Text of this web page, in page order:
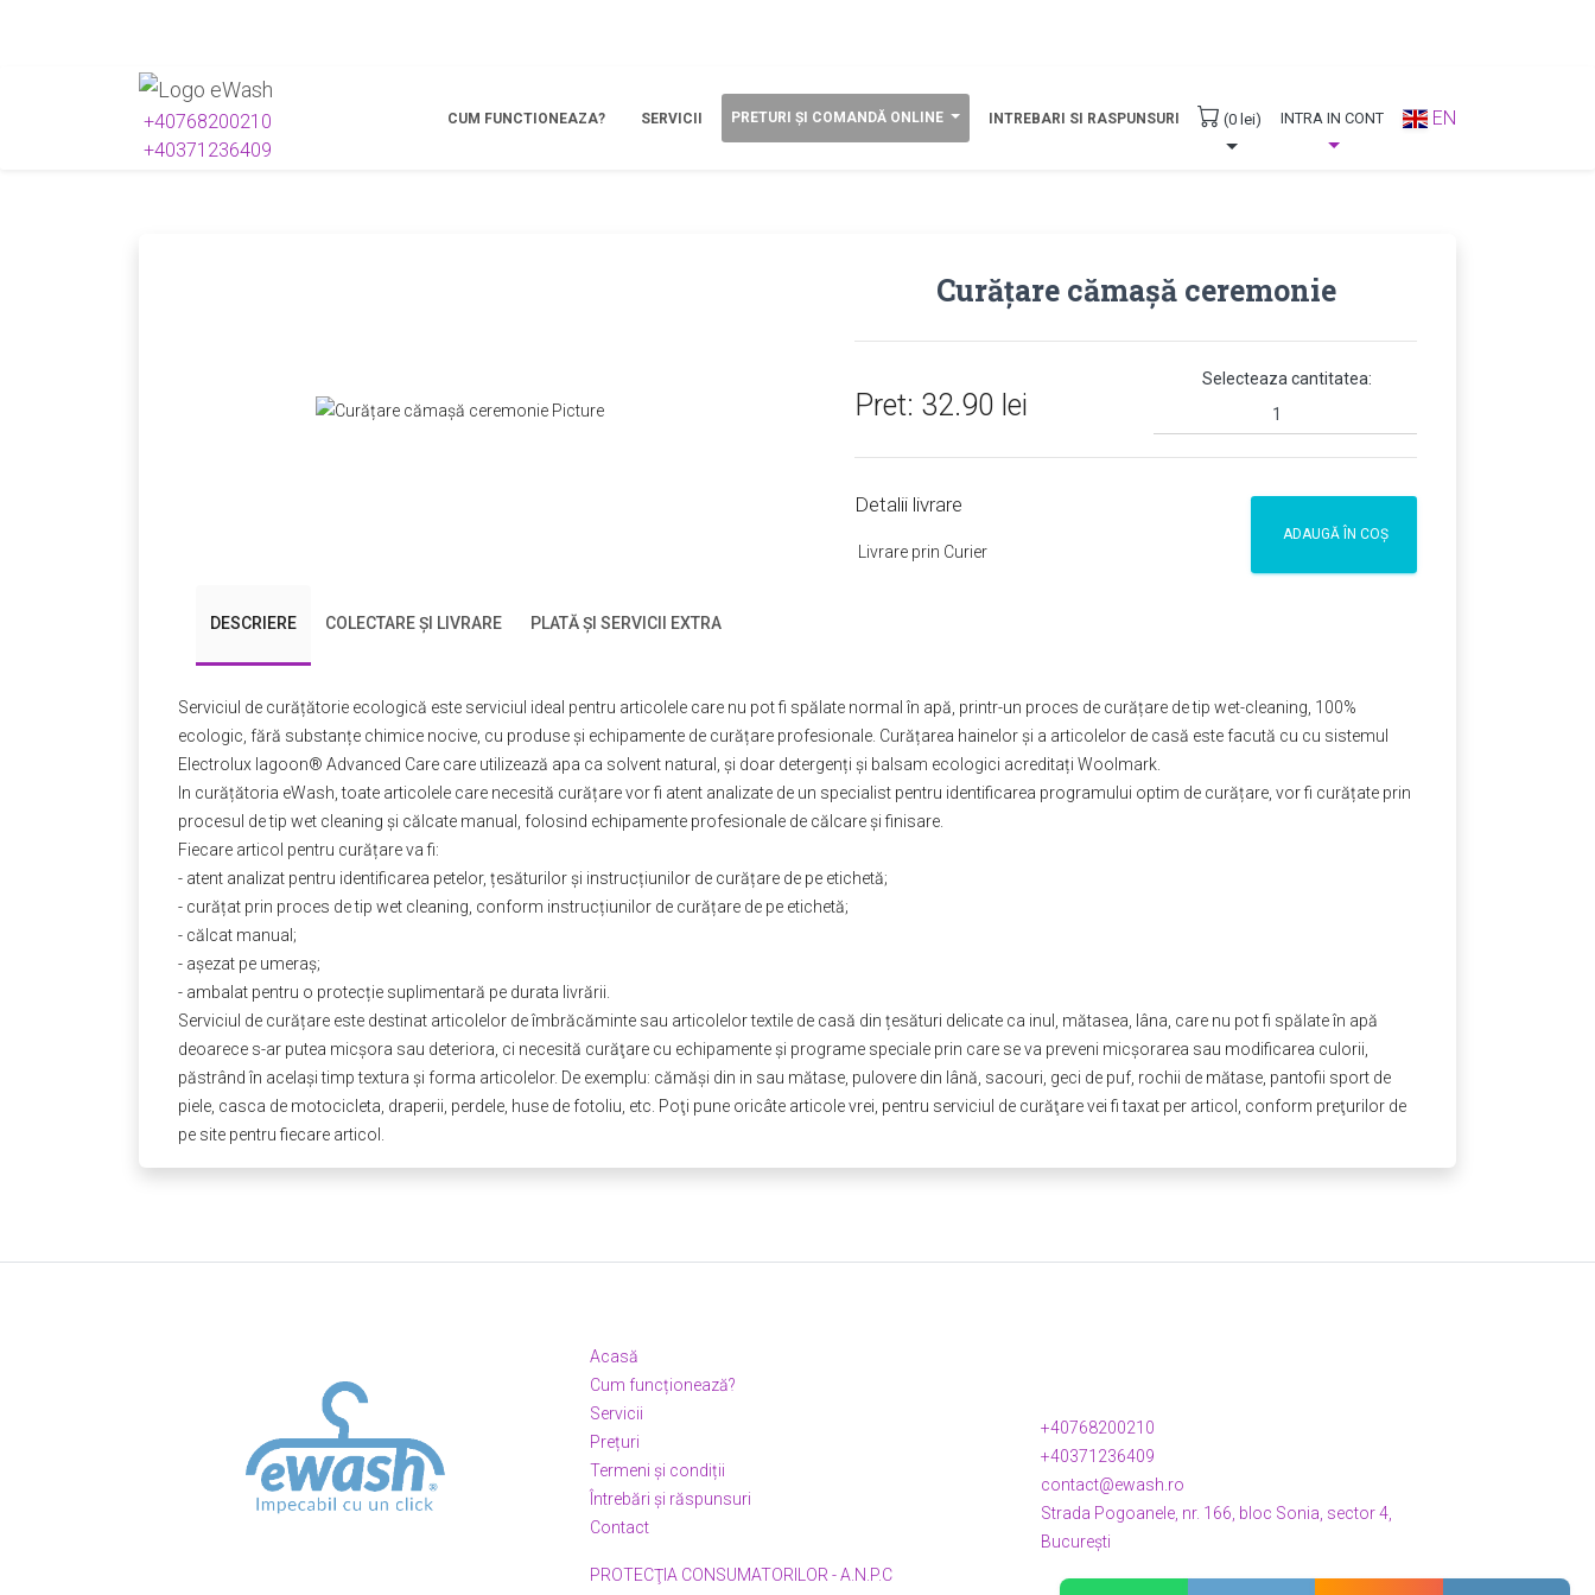
+40768200210
+40371236409
CUM FUNCTIONEAZA? SERVICII PRETURI ȘI COMANDĂ ONLINE INTREBARI SI RASPUNSURI (0 lei) INTRA IN CONT EN
Curățare cămașă ceremonie
Pret: 32.90 lei
Selecteaza cantitatea:
ADAUGĂ ÎN COȘ
Detalii livrare
Livrare prin Curier
DESCRIERE COLECTARE ȘI LIVRARE PLATĂ ȘI SERVICII EXTRA
Serviciul de curățătorie ecologică este serviciul ideal pentru articolele care nu pot fi spălate normal în apă, printr-un proces de curățare de tip wet-cleaning, 100%
ecologic, fără substanțe chimice nocive, cu produse și echipamente de curățare profesionale. Curățarea hainelor și a articolelor de casă este facută cu cu sistemul
Electrolux lagoon® Advanced Care care utilizează apa ca solvent natural, şi doar detergenți şi balsam ecologici acreditați Woolmark.
In curățătoria eWash, toate articolele care necesită curățare vor fi atent analizate de un specialist pentru identificarea programului optim de curățare, vor fi curățate prin
procesul de tip wet cleaning și călcate manual, folosind echipamente profesionale de călcare și finisare.
Fiecare articol pentru curățare va fi:
- atent analizat pentru identificarea petelor, țesăturilor şi instrucțiunilor de curățare de pe etichetă;
- curățat prin proces de tip wet cleaning, conform instrucțiunilor de curățare de pe etichetă;
- călcat manual;
- așezat pe umeraș;
- ambalat pentru o protecție suplimentară pe durata livrării.
Serviciul de curățare este destinat articolelor de îmbrăcăminte sau articolelor textile de casă din țesături delicate ca inul, mătasea, lâna, care nu pot fi spălate în apă
deoarece s-ar putea micşora sau deteriora, ci necesită curăţare cu echipamente și programe speciale prin care se va preveni micşorarea sau modificarea culorii,
păstrând în acelaşi timp textura și forma articolelor. De exemplu: cămăşi din in sau mătase, pulovere din lână, sacouri, geci de puf, rochii de mătase, pantofii sport de
piele, casca de motocicleta, draperii, perdele, huse de fotoliu, etc. Poţi pune oricâte articole vrei, pentru serviciul de curăţare vei fi taxat per articol, conform preţurilor de
pe site pentru fiecare articol.
Acasă
Cum funcționează?
Servicii
Prețuri
Termeni și condiții
Întrebări și răspunsuri
Contact
PROTECŢIA CONSUMATORILOR - A.N.P.C
+40768200210
+40371236409
contact@ewash.ro
Strada Pogoanele, nr. 166, bloc Sonia, sector 4,
București
Urmărește-ne și pe: